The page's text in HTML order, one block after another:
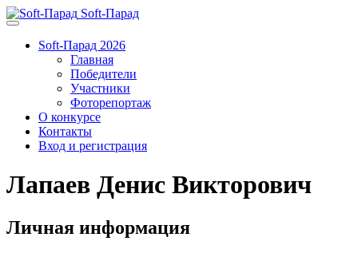
Soft-Парад
Soft-Парад 2026
Главная
Победители
Участники
Фоторепортаж
О конкурсе
Контакты
Вход и регистрация
Лапаев Денис Викторович
Личная информация